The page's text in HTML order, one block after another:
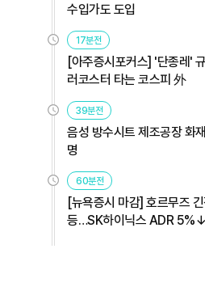
수입가도 도입
17분전
[아주증시포커스] '단종레'
러코스터 타는 코스피 外
39분전
음성 방수시트 제조공장 화
명
60분전
[뉴욕증시 마감] 호르무즈
등…SK하이닉스 ADR 5%↓